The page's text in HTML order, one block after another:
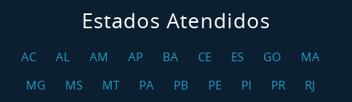
Estados Atendidos
AC AL AM AP BA CE ES GO
MA
MG
MS MT PA PB PE PI PR
RJ